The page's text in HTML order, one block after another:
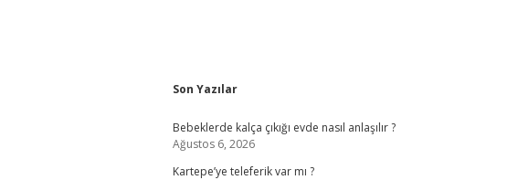
Sidebar
Son Yazılar
Bebeklerde kalça çıkığı evde nasıl anlaşılır ?
Ağustos 6, 2026
Kartepe’ye teleferik var mı ?